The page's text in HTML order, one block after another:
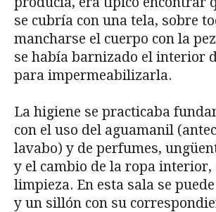
se cubría con una tela, sobre
mancharse el cuerpo con la
se había barnizado el interior
para impermeabilizarla.
La higiene se practicaba
con el uso del aguamanil
lavabo) y de perfumes,
y el cambio de la ropa interior,
limpieza. En esta sala se
y un sillón con su